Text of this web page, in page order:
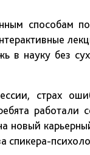
способам
в науку без
страх
работали
новый
спикера-